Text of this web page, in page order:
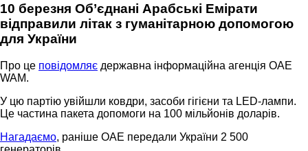
10 березня Об’єднані Арабські Емірати
відправили літак з гуманітарною допомогою
для України
Про це повідомляє державна інформаційна агенція ОАЕ
WAM.
У цю партію увійшли ковдри, засоби гігієни та LED-лампи.
Це частина пакета допомоги на 100 мільйонів доларів.
Нагадаємо, раніше ОАЕ передали України 2 500